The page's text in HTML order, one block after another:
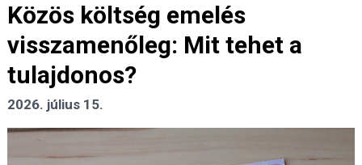
Közös költség emelés
visszamenőleg: Mit tehet a
tulajdonos?
2026. július 15.